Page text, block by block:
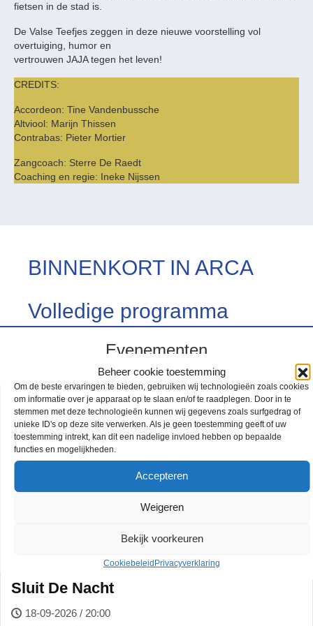
Beheer cookie toestemming
Om de beste ervaringen te bieden, gebruiken wij technologieën zoals cookies
om informatie over je apparaat op te slaan en/of te raadplegen. Door in te
stemmen met deze technologieën kunnen wij gegevens zoals surfgedrag of
unieke ID's op deze site verwerken. Als je geen toestemming geeft of uw
toestemming intrekt, kan dit een nadelige invloed hebben op bepaalde
functies en mogelijkheden.
Accepteren
Weigeren
Bekijk voorkeuren
CookiebeleidPrivacyverklaring
fietsen in de stad is.
De Valse Teefjes zeggen in deze nieuwe voorstelling vol
overtuiging, humor en
vertrouwen JAJA tegen het leven!
CREDITS:
Accordeon: Tine Vandenbussche
Altviool: Marijn Thissen
Contrabas: Pieter Mortier
Zangcoach: Sterre De Raedt
Coaching en regie: Ineke Nijssen
BINNENKORT IN ARCA
Volledige programma
Evenementen
18
SEP
EVA DE ROOVERE | Release Concert:
Sluit De Nacht
18-09-2026 / 20:00